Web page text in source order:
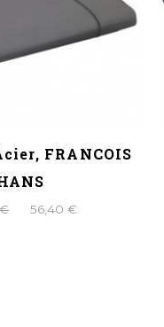
FRANCOIS
56,40 €